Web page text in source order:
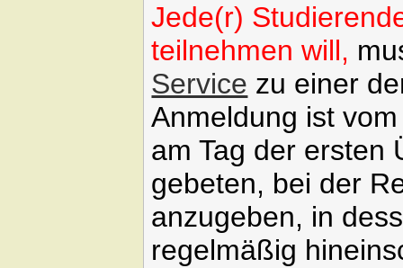
Jede(r)
teilnehmen will,
Service zu einer
Anmeldung ist
am Tag der ersten
gebeten, bei der
anzugeben, in
regelmäßig